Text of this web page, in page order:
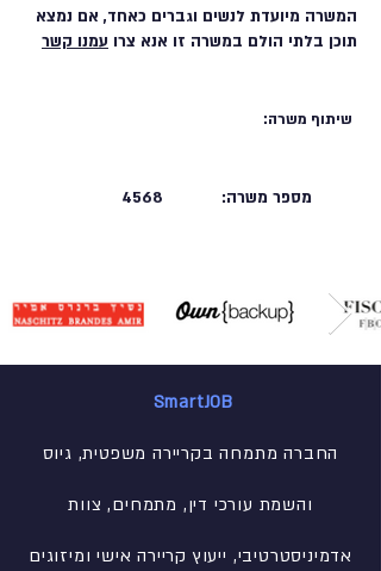
המשרה מיועדת לנשים וגברים כאחד, אם נמצא
תוכן בלתי הולם במשרה זו אנא צרו עמנו קשר
שיתוף משרה:
4568 מספר משרה:
SmartJOB
החברה מתמחה בקריירה משפטית, גיוס
והשמת עורכי דין, מתמחים, צוות
אדמיניסטרטיבי, ייעוץ קריירה אישי ומיזוגים